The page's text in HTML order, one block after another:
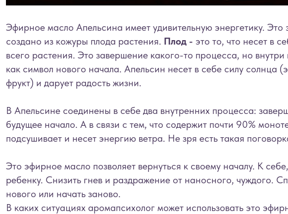
Эфирное масло Апельсина имеет удивительную энергетику.
создано из кожуры плода растения. Плод - это то, что несет в
всего растения. Это завершение какого-то процесса, но внутри
как символ нового начала. Апельсин несет в себе силу солнца
фрукт) и дарует радость жизни.
В Апельсине соединены в себе два внутренних процесса:
будущее начало. А в связи с тем, что содержит почти 90%
подсушивает и несет энергию ветра. Не зря есть такая
Это эфирное масло позволяет вернуться к своему началу. К
ребенку. Снизить гнев и раздражение от наносного, чуждого.
нового или начать заново.
В каких ситуациях аромапсихолог может использовать это